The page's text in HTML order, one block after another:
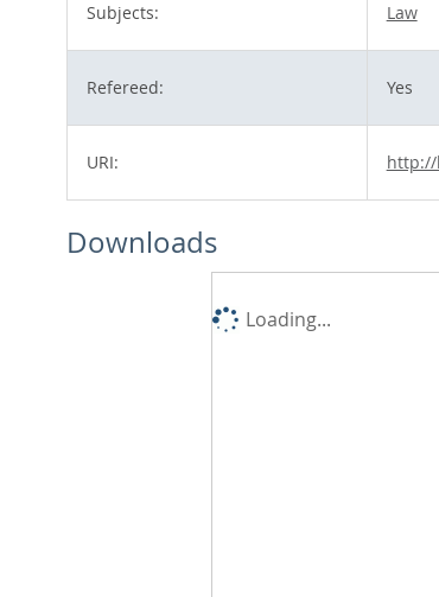
Subjects: Law
Refereed: Yes
URI: http://
Downloads
Loading...